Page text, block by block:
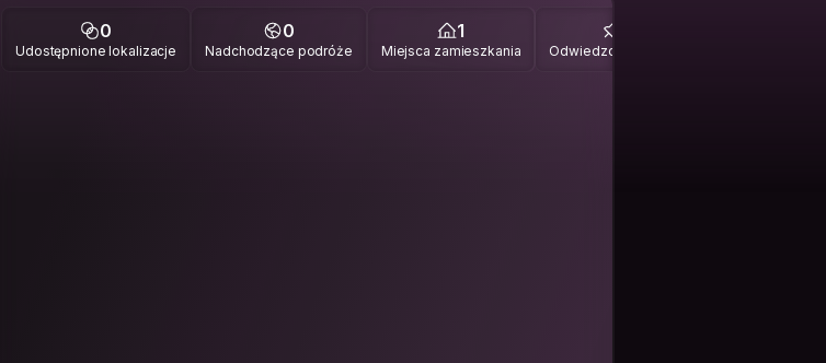
0
Udostępnione lokalizacje
0
Nadchodzące podróże
1
Miejsca zamieszkania Odwiedzone miejsca